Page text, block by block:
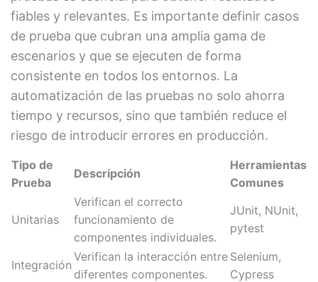
fiables y relevantes. Es importante definir casos
de prueba que cubran una amplia gama de
escenarios y que se ejecuten de forma
consistente en todos los entornos. La
automatización de las pruebas no solo ahorra
tiempo y recursos, sino que también reduce el
riesgo de introducir errores en producción.
Tipo de
Prueba
Descripción
Herramientas
Comunes
Unitarias
Verifican el correcto
funcionamiento de
componentes individuales.
JUnit, NUnit,
pytest
Integración
Verifican la interacción entre
diferentes componentes.
Selenium,
Cypress